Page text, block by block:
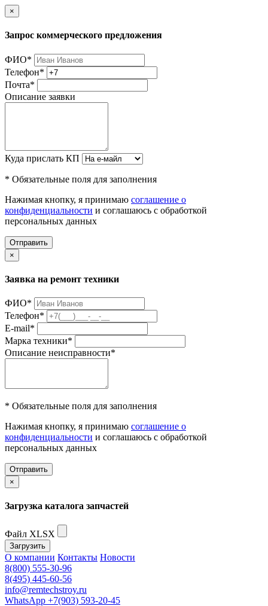
×
Запрос коммерческого предложения
ФИО*
Телефон*
Почта*
Описание заявки
Куда прислать КП
* Обязательные поля для заполнения
Нажимая кнопку, я принимаю соглашение о
конфиденциальности и соглашаюсь с обработкой
персональных данных
Отправить
×
Заявка на ремонт техники
ФИО*
Телефон*
E-mail*
Марка техники*
Описание неисправности*
* Обязательные поля для заполнения
Нажимая кнопку, я принимаю соглашение о
конфиденциальности и соглашаюсь с обработкой
персональных данных
Отправить
×
Загрузка каталога запчастей
Файл XLSX
Загрузить
О компании Контакты Новости
8(800) 555-30-96
8(495) 445-60-56
info@remtechstroy.ru
WhatsApp +7(903) 593-20-45